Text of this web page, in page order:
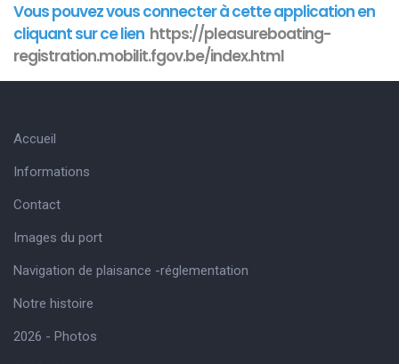
Vous pouvez vous connecter à cetteapplicationen
cliquant sur ce lien https://pleasureboating-
registration.mobilit.fgov.be/index.html
Accueil
Informations
Contact
Images du port
Navigation de plaisance -réglementation
Notre histoire
2026 - Photos